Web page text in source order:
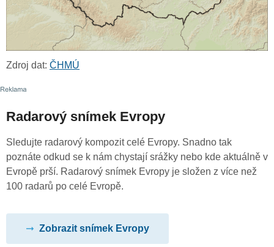
Zdroj dat: ČHMÚ
Radarový snímek Evropy
Sledujte radarový kompozit celé Evropy. Snadno tak
poznáte odkud se k nám chystají srážky nebo kde aktuálně v
Evropě prší. Radarový snímek Evropy je složen z více než
100 radarů po celé Evropě.
Zobrazit snímek Evropy